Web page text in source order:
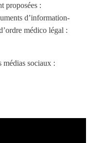
proposées :
d’information-
médico légal :
médias sociaux :